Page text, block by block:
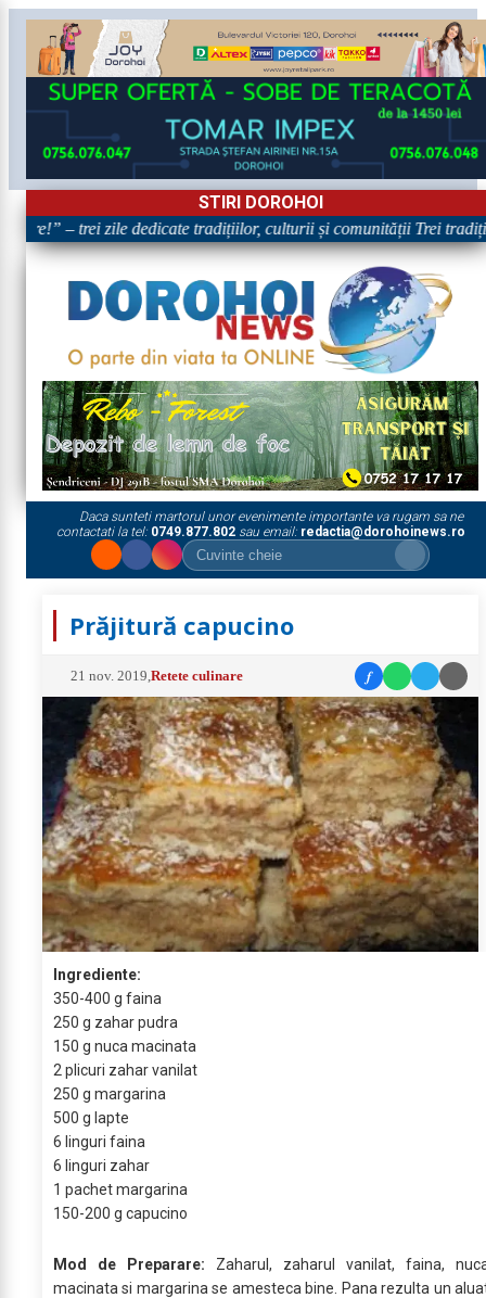
STIRI DOROHOI
– trei zile dedicate tradițiilor, culturii și comunității Trei
Daca sunteti martorul unor evenimente importante va rugam sa ne
contactati la tel: 0749.877.802sau email: redactia@dorohoinews.ro
Prăjitură capucino
21 nov. 2019 ,Retete culinare f
Ingrediente:
350-400 g faina
250 g zahar pudra
150 g nuca macinata
2 plicuri zahar vanilat
250 g margarina
500 g lapte
6 linguri faina
6 linguri zahar
1 pachet margarina
150-200 g capucino
Mod de Preparare: Zaharul, zaharul vanilat, faina,
macinata si margarina se amesteca bine. Pana rezulta un